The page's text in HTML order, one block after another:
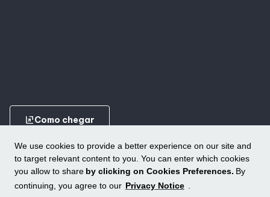
We use cookies to provide a better experience on our site and
to target relevant content to you. You can enter which cookies
you allow to share by clicking on Cookies Preferences. By
continuing, you agree to our Privacy Notice .
ungroupComo chegar